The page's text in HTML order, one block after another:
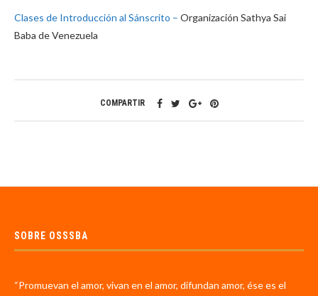
Clases de Introducción al Sánscrito – Organización Sathya Sai
Baba de Venezuela
COMPARTIR
SOBRE OSSSBA
“Promuevan el amor, vivan en el amor, difundan amor, ése es el